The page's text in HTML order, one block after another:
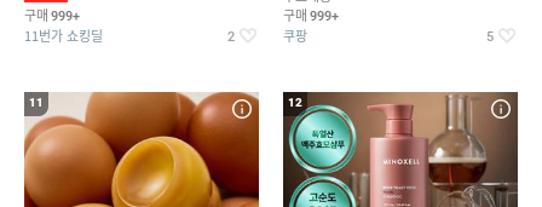
구매 999+
11번가 쇼킹딜 2
구매 999+
쿠팡 5
11 12